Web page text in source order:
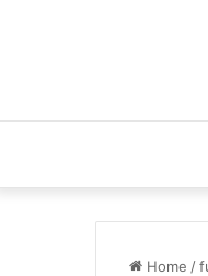
Home /